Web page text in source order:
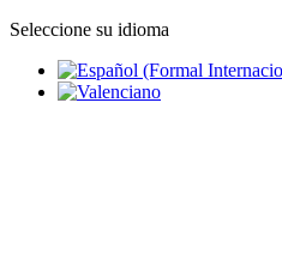
Seleccione su idioma